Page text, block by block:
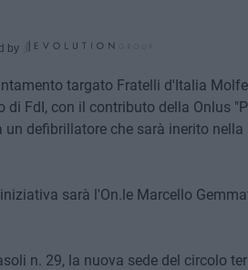
by
targato Fratelli d'Italia
FdI, con il contributo della Onlus
defibrillatore che sarà inerito nella
sarà l'On.le Marcello
n. 29, la nuova sede del circolo